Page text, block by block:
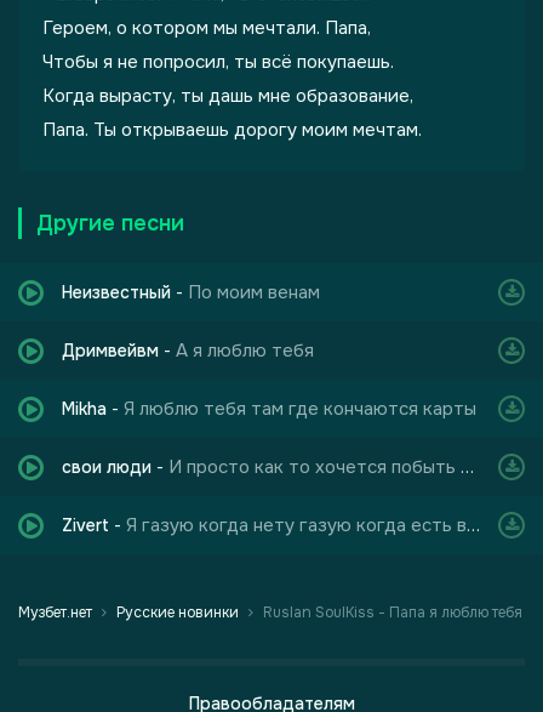
Героем, о котором мы мечтали. Папа,
Чтобы я не попросил, ты всё покупаешь.
Когда вырасту, ты дашь мне образование,
Папа. Ты открываешь дорогу моим мечтам.
Другие песни
Неизвестный - По моим венам
Дримвейвм - А я люблю тебя
Mikha - Я люблю тебя там где кончаются карты
свои люди - И просто как то хочется побыть с тишиной
Zivert - Я газую когда нету газую когда есть всё
Музбет.нет Русские новинки Ruslan SoulKiss - Папа я люблю тебя
Правообладателям
Шепот, робкое дыхание